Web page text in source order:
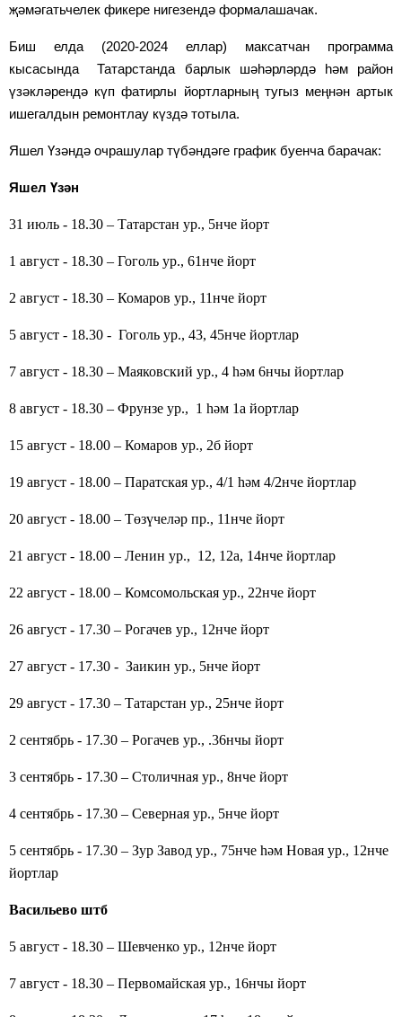
җәмәгатьчелек фикере нигезендә формалашачак.
Биш елда (2020-2024 еллар) максатчан программа
кысасында
Татарстанда барлык шәһәрләрдә һәм район
үзәкләрендә күп фатирлы йортларның тугыз меңнән артык
ишегалдын ремонтлау күздә тотыла.
Яшел Үзәндә очрашулар түбәндәге график буенча барачак:
Яшел Үзән
31 июль - 18.30 – Татарстан ур., 5нче йорт
1 август - 18.30 – Гоголь ур., 61нче йорт
2 август - 18.30 – Комаров ур., 11нче йорт
5 август - 18.30 - Гоголь ур., 43, 45нче йортлар
7 август - 18.30 – Маяковский ур., 4 һәм 6нчы йортлар
8 август - 18.30 – Фрунзе ур., 1 һәм 1а йортлар
15 август - 18.00 – Комаров ур., 2б йорт
19 август - 18.00 – Паратская ур., 4/1 һәм 4/2нче йортлар
20 август - 18.00 – Төзүчеләр пр., 11нче йорт
21 август - 18.00 – Ленин ур., 12, 12а, 14нче йортлар
22 август - 18.00 – Комсомольская ур., 22нче йорт
26 август - 17.30 – Рогачев ур., 12нче йорт
27 август - 17.30 - Заикин ур., 5нче йорт
29 август - 17.30 – Татарстан ур., 25нче йорт
2 сентябрь - 17.30 – Рогачев ур., .36нчы йорт
3 сентябрь - 17.30 – Столичная ур., 8нче йорт
4 сентябрь - 17.30 – Северная ур., 5нче йорт
5 сентябрь - 17.30 – Зур Завод ур., 75нче һәм Новая ур., 12нче
йортлар
Васильево штб
5 август - 18.30 – Шевченко ур., 12нче йорт
7 август - 18.30 – Первомайская ур., 16нчы йорт